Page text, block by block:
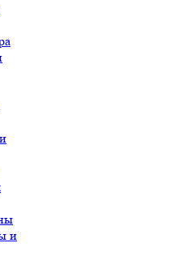
и